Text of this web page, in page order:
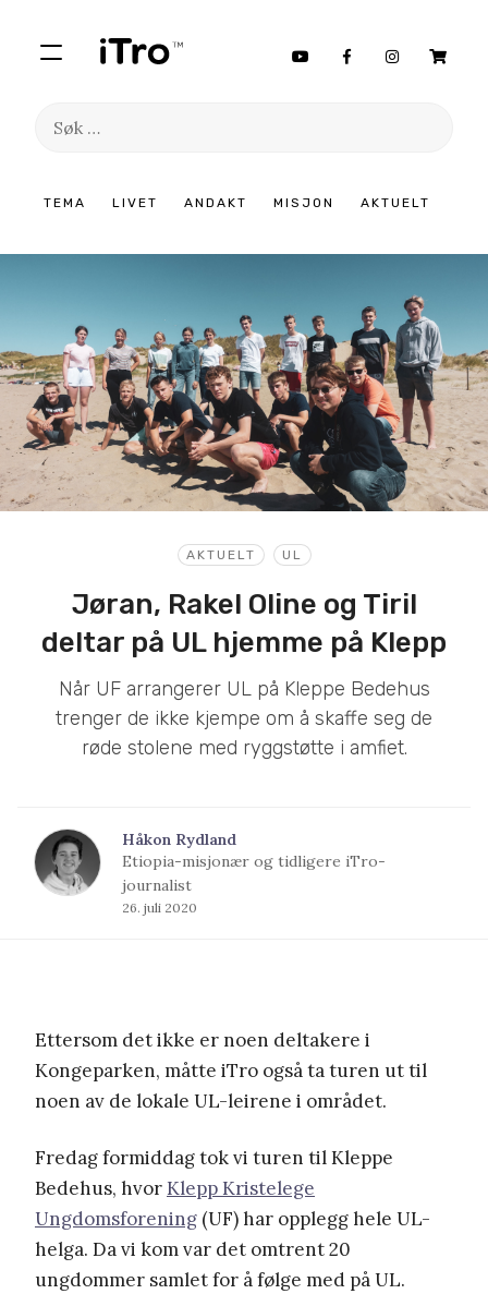
TEMA LIVET ANDAKT MISJON AKTUELT
Søk
innhold
AKTUELT UL
Jøran, Rakel Oline og Tiril
deltar på UL hjemme på Klepp
Når UF arrangerer UL på Kleppe Bedehus
trenger de ikke kjempe om å skaffe seg de
røde stolene med ryggstøtte i amfiet.
Håkon Rydland
Etiopia-misjonær og tidligere iTro-
journalist
26. juli 2020
Ettersom det ikke er noen deltakere i
Kongeparken, måtte iTro også ta turen ut til
noen av de lokale UL-leirene i området.
Fredag formiddag tok vi turen til Kleppe
Bedehus, hvor Klepp Kristelege
Ungdomsforening (UF) har opplegg hele UL-
helga. Da vi kom var det omtrent 20
ungdommer samlet for å følge med på UL.